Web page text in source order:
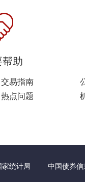
帮助
交易指南
热点问题
家统计局 中国债券信